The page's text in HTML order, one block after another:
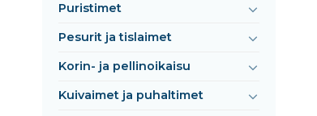
Puristimet
Pesurit ja tislaimet
Korin- ja pellinoikaisu
Kuivaimet ja puhaltimet